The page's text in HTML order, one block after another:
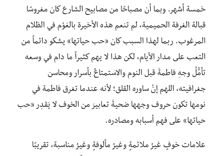
خمسة أشهر. وبما أن مصباحًا من مصابيح الشارع كان مغروسًا
قبالة الغرفة الحميمية، لم تنعم هذه الأخيرة بالعَوْم في الظلام
المرغوب. ربما لهذا السبب كان «حب حياتها» يشكو دائماً من
التعب على مدار الأيام، لكن هذا لا يهم كثيراً ما دام في وسعه
تأمُّلُ وجهِ فاطمةَ قبل النوم والاستمتاعُ بأسرار ومحاسن
جغرافيته، اللهم إنْ ساوره القلق؛ لأنه عندما تغرق فاطمة في
نومها تكون حروف وجهها ضحيةَ تعابيرَ من الخوف لا يَقدِر «حب
حياتها» على فهم أسبابه ومصادره.
علامات خوفٍ غيرُ ملائمةٍ وغيرُ مألوفةٍ وغيرُ مناسبة، تقريبًا